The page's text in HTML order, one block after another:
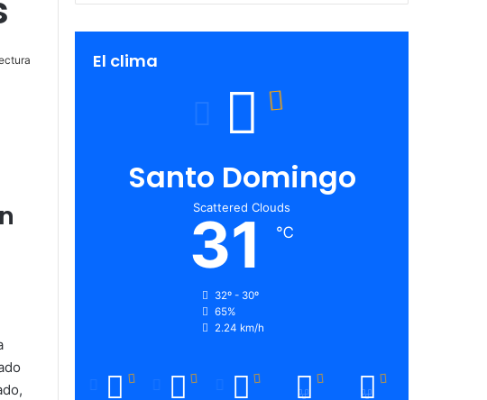
El clima
Santo Domingo
Scattered Clouds
31 ℃
32º - 30º
65%
2.24 km/h